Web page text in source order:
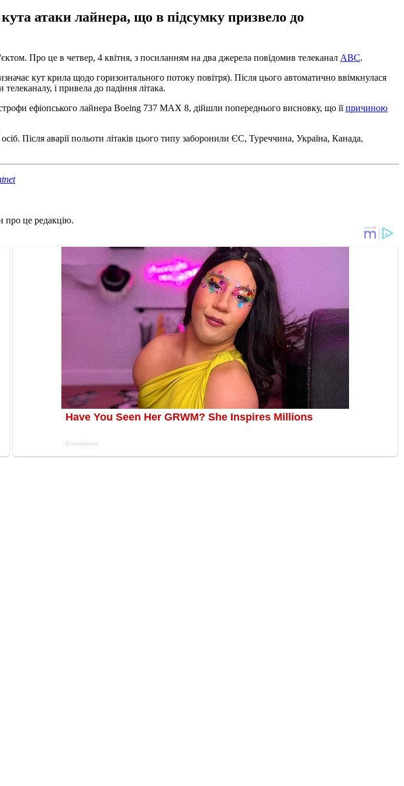
атаки лайнера, що в підсумку призвело до
Про це в четвер, 4 квітня, з посиланням на два джерела повідомив телеканал ABC.
кут крила щодо горизонтального потоку повітря). Після цього автоматично ввімкнулася
і привела до падіння літака.
ефіопського лайнера Boeing 737 MAX 8, дійшли попереднього висновку, що їїпричиною
Після аварії польоти літаків цього типу заборонили ЄС, Туреччина, Україна, Канада,
про це редакцію.